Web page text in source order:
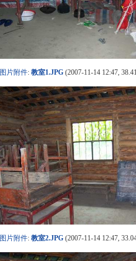
图片附件:教室1.JPG (2007-11-14 12:47,
图片附件:教室2.JPG (2007-11-14 12:47,